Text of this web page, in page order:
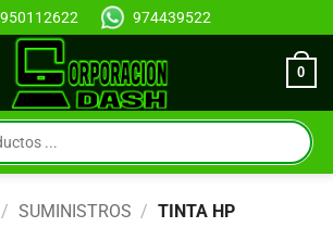
950112622 974439522
0
/ SUMINISTROS / TINTA HP